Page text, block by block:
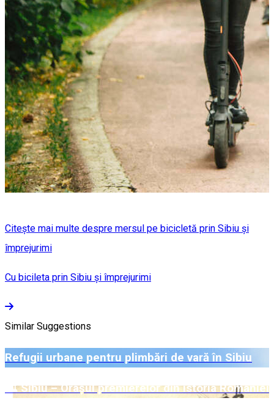
Citește mai multe despre mersul pe bicicletă prin Sibiu și
împrejurimi
Cu bicileta prin Sibiu și împrejurimi
Similar Suggestions
Refugii urbane pentru plimbări de vară în Sibiu
🏛️ Sibiu – Orașul premierelor din istoria României